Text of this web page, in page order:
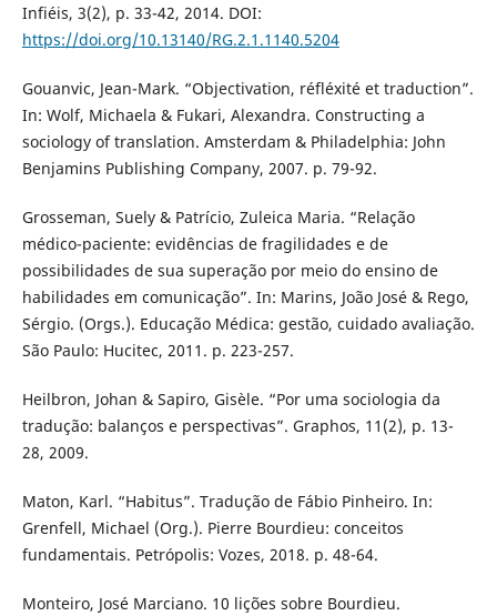
Infiéis, 3(2), p. 33-42, 2014. DOI:
https://doi.org/10.13140/RG.2.1.1140.5204
Gouanvic, Jean-Mark. “Objectivation, réfléxité et traduction”.
In: Wolf, Michaela & Fukari, Alexandra. Constructing a
sociology of translation. Amsterdam & Philadelphia: John
Benjamins Publishing Company, 2007. p. 79-92.
Grosseman, Suely & Patrício, Zuleica Maria. “Relação
médico-paciente: evidências de fragilidades e de
possibilidades de sua superação por meio do ensino de
habilidades em comunicação”. In: Marins, João José & Rego,
Sérgio. (Orgs.). Educação Médica: gestão, cuidado avaliação.
São Paulo: Hucitec, 2011. p. 223-257.
Heilbron, Johan & Sapiro, Gisèle. “Por uma sociologia da
tradução: balanços e perspectivas”. Graphos, 11(2), p. 13-
28, 2009.
Maton, Karl. “Habitus”. Tradução de Fábio Pinheiro. In:
Grenfell, Michael (Org.). Pierre Bourdieu: conceitos
fundamentais. Petrópolis: Vozes, 2018. p. 48-64.
Monteiro, José Marciano. 10 lições sobre Bourdieu.